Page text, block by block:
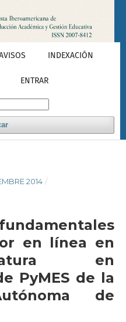
INDEXACIÓN
ENTRAR
2014 /
en línea en
en
PyMES de la
de